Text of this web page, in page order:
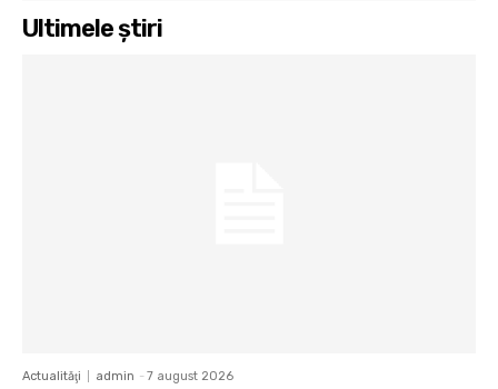
Ultimele ştiri
Actualităţi admin - 7 august 2026